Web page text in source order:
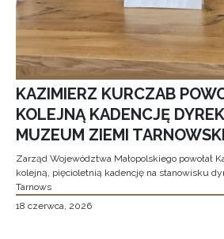
KAZIMIERZ KURCZAB
KOLEJNĄ KADENCJĘ
MUZEUM ZIEMI
Zarząd Województwa Małopolskiego powołał
kolejną, pięcioletnią kadencję na stanowisku
Tarnows
18 czerwca, 2026